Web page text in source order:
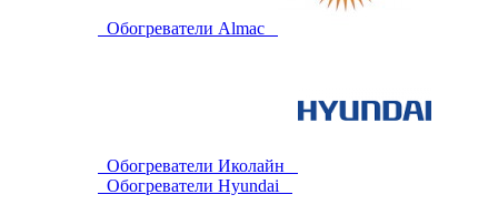
Обогреватели Almac
Обогреватели Иколайн
Обогреватели Hyundai